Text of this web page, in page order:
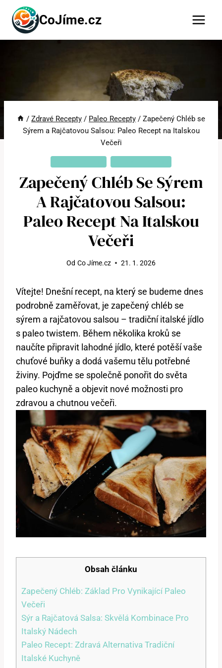
Přeskočit
obsah
CoJíme.cz
/ Zdravé Recepty / Paleo Recepty / Zapečený Chléb se
Sýrem a Rajčatovou Salsou: Paleo Recept na Italskou
Večeři
Zapečený Chléb Se Sýrem
A Rajčatovou Salsou:
Paleo Recept Na Italskou
Večeři
Od Co Jíme.cz 21. 1. 2026
Vítejte! Dnešní recept, na který se budeme dnes
podrobně zaměřovat, je zapečený chléb se
sýrem a rajčatovou salsou – tradiční italské jídlo
s paleo twistem. Během několika kroků se
naučíte připravit lahodné jídlo, které potěší vaše
chuťové buňky a dodá vašemu tělu potřebné
živiny. Pojďme se společně ponořit do světa
paleo kuchyně a objevit nové možnosti pro
zdravou a chutnou večeři.
Obsah článku
Zapečený Chléb: Základ Pro Vynikající Paleo
Večeři
Sýr a Rajčatová Salsa: Skvělá Kombinace Pro
Italský Nádech
Paleo Recept: Zdravá Alternativa Tradiční
Italské Kuchyně